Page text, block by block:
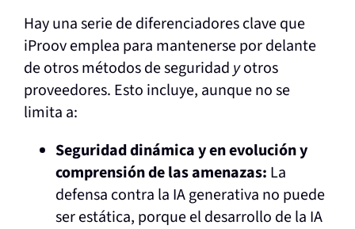
Hay una serie de diferenciadores clave que
iProov emplea para mantenerse por delante
de otros métodos de seguridad yotros
proveedores. Esto incluye, aunque no se
limita a:
Seguridad dinámica y en evolución y
comprensión de las amenazas: La
defensa contra la IA generativa no puede
ser estática, porque el desarrollo de la IA